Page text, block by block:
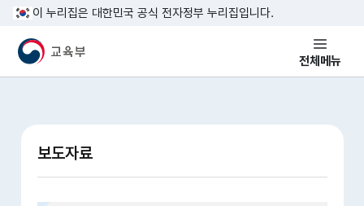
본문 바로가기
이 누리집은 대한민국 공식 전자정부 누리집입니다.
교육부 국민 메인홈페이지 전체메뉴
보도자료